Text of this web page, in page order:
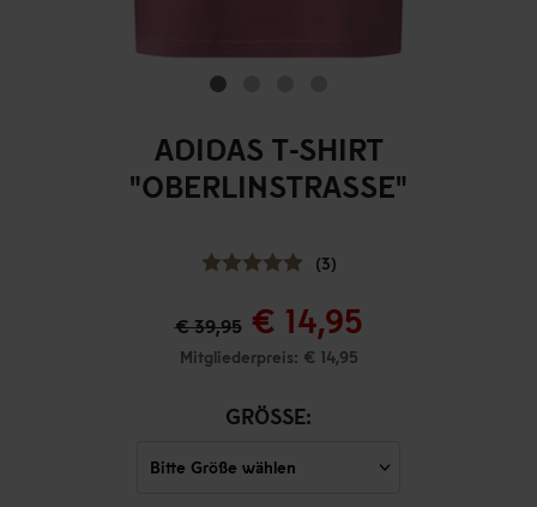
ADIDAS T-SHIRT
"OBERLINSTRASSE"
(3)
€ 39,95 € 14,95
Mitgliederpreis: € 14,95
GRÖSSE: